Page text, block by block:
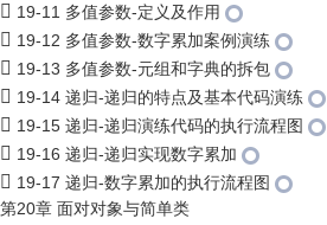
19-11 多值参数-定义及作用
19-12 多值参数-数字累加案例演练
19-13 多值参数-元组和字典的拆包
19-14 递归-递归的特点及基本代码演练
19-15 递归-递归演练代码的执行流程图
19-16 递归-递归实现数字累加
19-17 递归-数字累加的执行流程图
第20章 面对对象与简单类